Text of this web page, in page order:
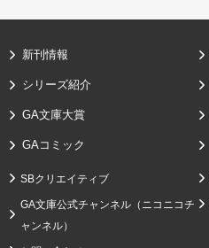
新刊情報
シリーズ紹介
GA文庫大賞
GAコミック
SBクリエイティブ
GA文庫公式チャンネル（ニコニコチ
ャンネル）